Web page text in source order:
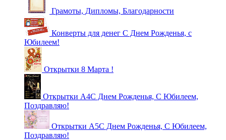
Грамоты, Дипломы, Благодарности
Конверты для денег С Днем Рожденья, с
Юбилеем!
Открытки 8 Марта !
Открытки А4С Днем Рожденья, С Юбилеем,
Поздравляю!
Открытки А5С Днем Рожденья, С Юбилеем,
Поздравляю!